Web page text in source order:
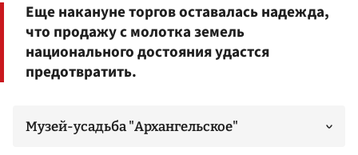
Еще накануне торгов оставалась надежда,
что продажу с молотка земель
национального достояния удастся
предотвратить.
Музей-усадьба "Архангельское"